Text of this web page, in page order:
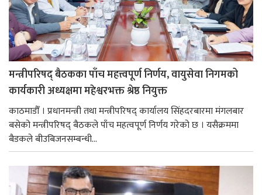
मन्त्रीपरिषद् बैठकका पाँच महत्त्वपूर्ण निर्णय, वायुसेवा निगमको
कार्यकारी अध्यक्षमा महेश्वरभक्त श्रेष्ठ नियुक्त
काठमाडौँ । प्रधानमन्त्री तथा मन्त्रीपरिषद् कार्यालय सिंहदरबारमा मंगलबार
बसेको मन्त्रीपरिषद् बैठकले पाँच महत्वपूर्ण निर्णय गरेको छ । यसैक्रममा
बैडकले बीउबिजनसम्बन्धी...